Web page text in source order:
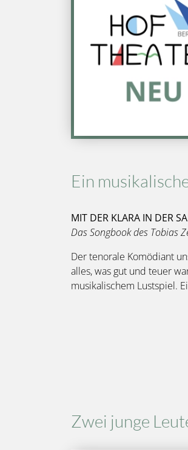
Ein
MIT DER KLARA IN DER
Das Songbook des Tobias
Der tenorale Komödiant
alles, was gut und teuer
musikalischem Lustspiel.
Zwei junge